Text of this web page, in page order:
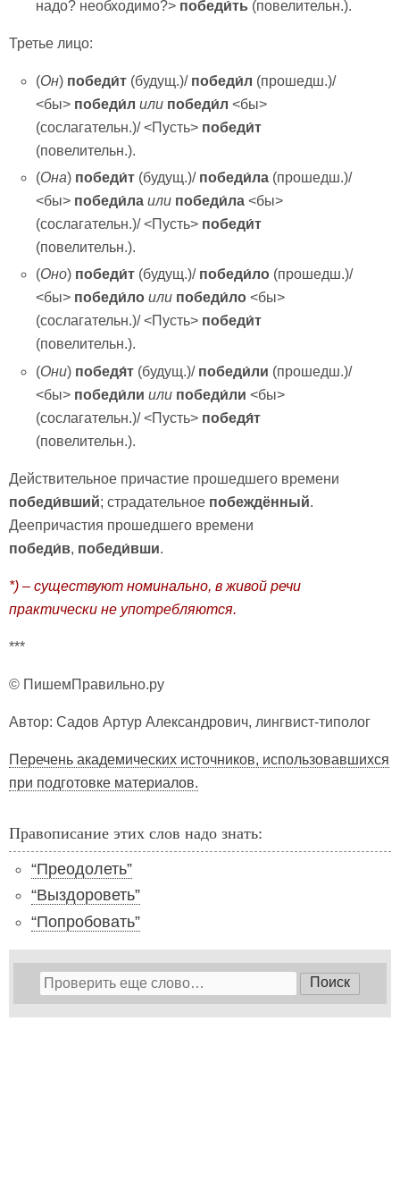
надо? необходимо?> победи́ть (повелительн.).
Третье лицо:
(Он) победи́т (будущ.)/победи́л (прошедш.)/
<бы> победи́л или победи́л <бы>
(сослагательн.)/ <Пусть> победи́т
(повелительн.).
(Она) победи́т (будущ.)/победи́ла (прошедш.)/
<бы> победи́ла или победи́ла <бы>
(сослагательн.)/ <Пусть> победи́т
(повелительн.).
(Оно) победи́т (будущ.)/победи́ло (прошедш.)/
<бы> победи́ло или победи́ло <бы>
(сослагательн.)/ <Пусть> победи́т
(повелительн.).
(Они) победя́т (будущ.)/победи́ли (прошедш.)/
<бы> победи́ли или победи́ли <бы>
(сослагательн.)/ <Пусть> победя́т
(повелительн.).
Действительное причастие прошедшего времени
победи́вший; страдательное побеждённый.
Деепричастия прошедшего времени
победи́в, победи́вши.
*) – существуют номинально, в живой речи
практически не употребляются.
***
© ПишемПравильно.ру
Автор: Садов Артур Александрович, лингвист-типолог
Перечень академических источников, использовавшихся
при подготовке материалов.
Правописание этих слов надо знать:
“Преодолеть”
“Выздороветь”
“Попробовать”